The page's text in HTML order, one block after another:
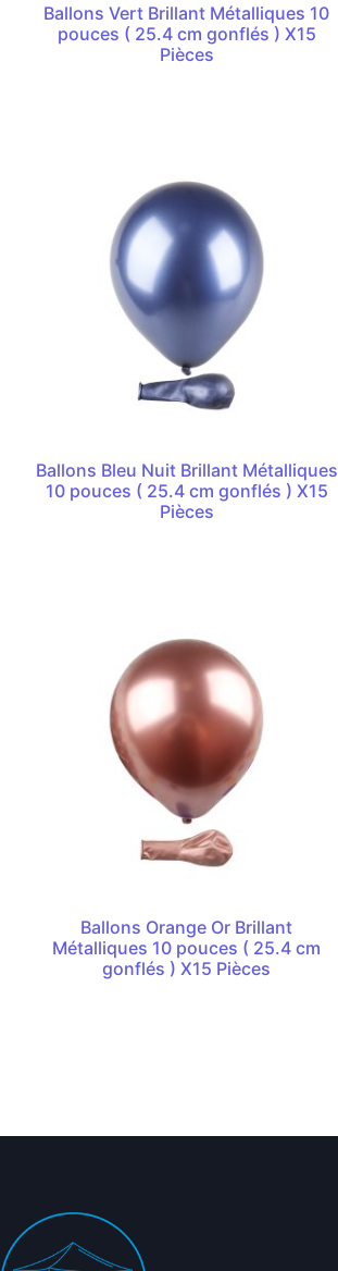
Ballons Vert Brillant Métalliques 10
pouces ( 25.4 cm gonflés ) X15
Pièces
Ballons Bleu Nuit Brillant Métalliques
10 pouces ( 25.4 cm gonflés ) X15
Pièces
Ballons Orange Or Brillant
Métalliques 10 pouces ( 25.4 cm
gonflés ) X15 Pièces